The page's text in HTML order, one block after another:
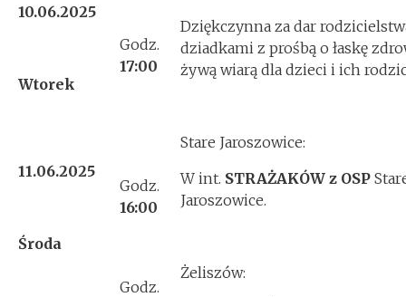
10.06.2025
Wtorek
Godz.
17:00
Dziękczynna za dar
dziadkami z prośbą o łaskę
żywą wiarą dla dzieci i ich
11.06.2025
Środa
Godz.
16:00
Stare Jaroszowice:
W int. STRAŻAKÓW z OSP
Jaroszowice.
Godz.
Żeliszów: